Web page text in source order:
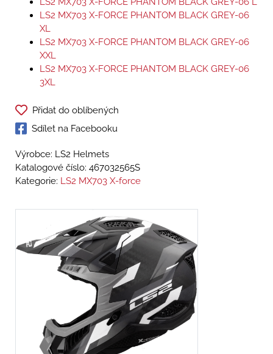
LS2 MX703 X-FORCE PHANTOM BLACK GREY-06
XL
LS2 MX703 X-FORCE PHANTOM BLACK GREY-06
XXL
LS2 MX703 X-FORCE PHANTOM BLACK GREY-06
3XL
Přidat do oblíbených
Sdílet na Facebooku
Výrobce: LS2 Helmets
Katalogové číslo: 467032565S
Kategorie: LS2 MX703 X-force